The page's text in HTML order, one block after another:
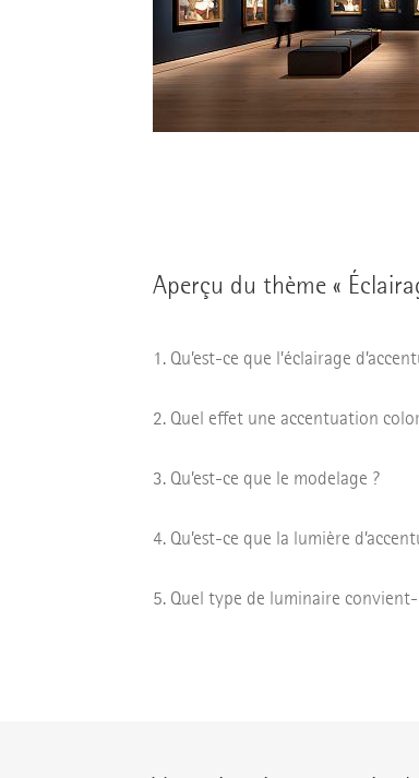
Aperçu du thème «
Qu’est-ce que l’éclairage
Quel effet une accentuation
Qu’est-ce que le modelage ?
Qu’est-ce que la lumière
Quel type de luminaire